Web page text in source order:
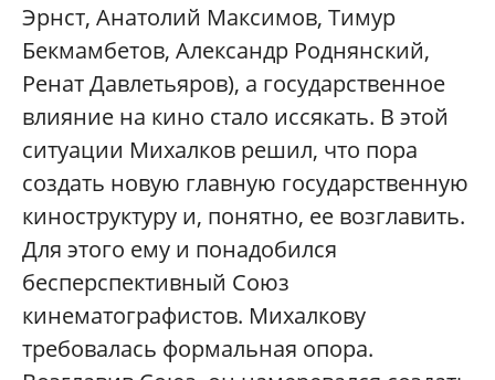
Эрнст, Анатолий Максимов, Тимур
Бекмамбетов, Александр Роднянский,
Ренат Давлетьяров), а государственное
влияние на кино стало иссякать. В этой
ситуации Михалков решил, что пора
создать новую главную государственную
киноструктуру и, понятно, ее возглавить.
Для этого ему и понадобился
бесперспективный Союз
кинематографистов. Михалкову
требовалась формальная опора.